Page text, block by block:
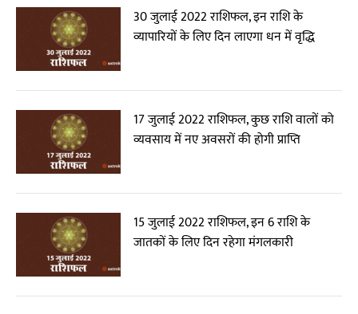
30 जुलाई 2022 राशिफल, इन राशि के
व्यापारियों के लिए दिन लाएगा धन में वृद्धि
17 जुलाई 2022 राशिफल, कुछ राशि वालों को
व्यवसाय में नए अवसरों की होगी प्राप्ति
15 जुलाई 2022 राशिफल, इन 6 राशि के
जातकों के लिए दिन रहेगा मंगलकारी